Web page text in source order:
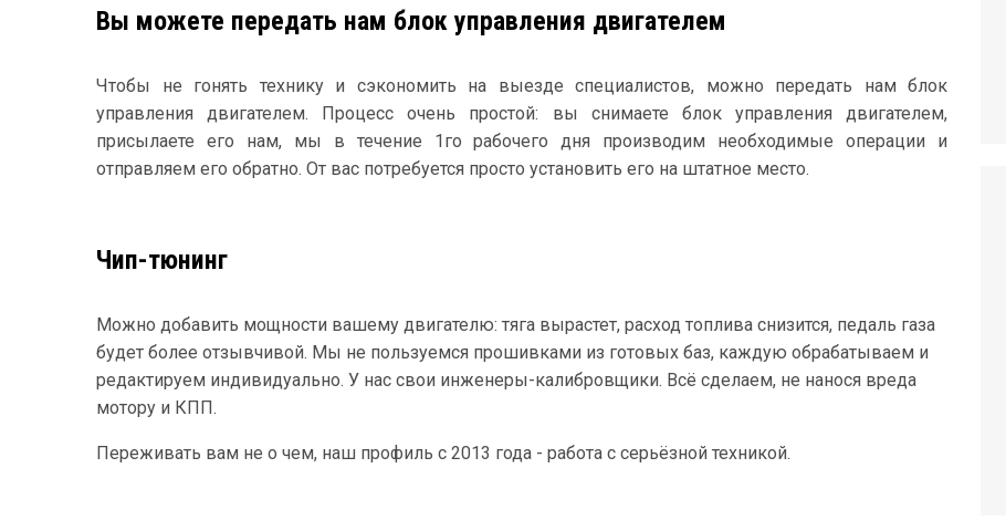
Вы можете передать нам блок управления двигателем
Чтобы не гонять технику и сэкономить на выезде специалистов, можно передать нам блок
управления двигателем. Процесс очень простой: вы снимаете блок управления двигателем,
присылаете его нам, мы в течение 1го рабочего дня производим необходимые операции и
отправляем его обратно. От вас потребуется просто установить его на штатное место.
Чип-тюнинг
Можно добавить мощности вашему двигателю: тяга вырастет, расход топлива снизится, педаль газа
будет более отзывчивой. Мы не пользуемся прошивками из готовых баз, каждую обрабатываем и
редактируем индивидуально. У нас свои инженеры-калибровщики. Всё сделаем, не нанося вреда
мотору и КПП.
Переживать вам не о чем, наш профиль с 2013 года - работа с серьёзной техникой.